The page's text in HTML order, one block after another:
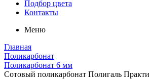
Подбор цвета
Контакты
Меню
Главная
Поликарбонат
Поликарбонат 6 мм
Сотовый поликарбонат Полигаль